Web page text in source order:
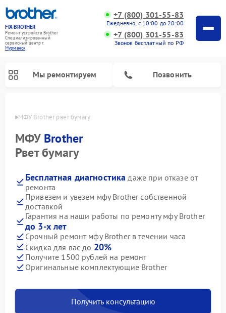
FIX-BROTHER
Ремонт устройств Brother
Специализированный
cервисный центр г.
Мурманск
+7 (800) 301-55-83
Ежедневно, с 10:00 до 20:00
+7 (800) 301-55-83
Звонок бесплатный по РФ
Мы ремонтируем Позвонить
МФУ Brother рвет бумагу
МФУ Brother
Рвет бумагу
Бесплатная диагностика даже при отказе от
ремонта
Привезем и увезем мфу Brother собственной
доставкой
Гарантия на наши работы по ремонту мфу Brother
до 3-х лет
Срочный ремонт мфу Brother в течении часа
Скидка для вас до 20%
Получите 1500 рублей на ремонт
Оригинальные комплектующие Brother
Получить консультацию